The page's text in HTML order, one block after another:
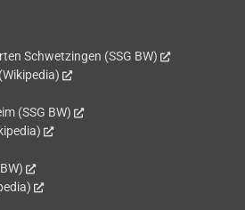
Schwetzingen (SSG BW)
(SSG BW)